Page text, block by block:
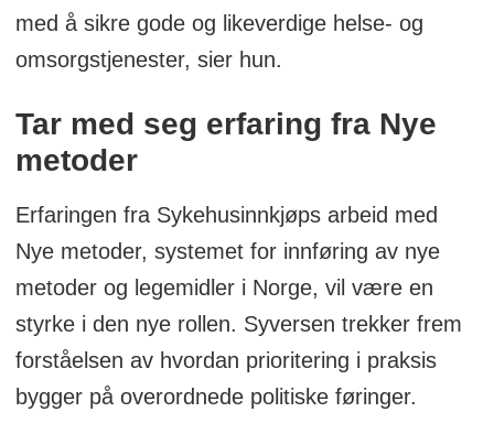
med å sikre gode og likeverdige helse- og
omsorgstjenester, sier hun.
Tar med seg erfaring fra Nye
metoder
Erfaringen fra Sykehusinnkjøps arbeid med
Nye metoder, systemet for innføring av nye
metoder og legemidler i Norge, vil være en
styrke i den nye rollen. Syversen trekker frem
forståelsen av hvordan prioritering i praksis
bygger på overordnede politiske føringer.